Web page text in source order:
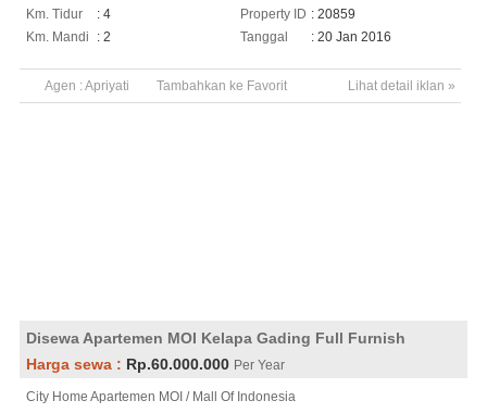
Km. Tidur
: 4
Km. Mandi
: 2
Property ID : 20859
Tanggal
: 20 Jan 2016
Agen :Apriyati Lihat detail iklan »
Tambahkan ke Favorit
Disewa Apartemen MOI Kelapa Gading Full Furnish
Harga sewa : Rp.60.000.000 Per Year
City Home Apartemen MOI / Mall Of Indonesia